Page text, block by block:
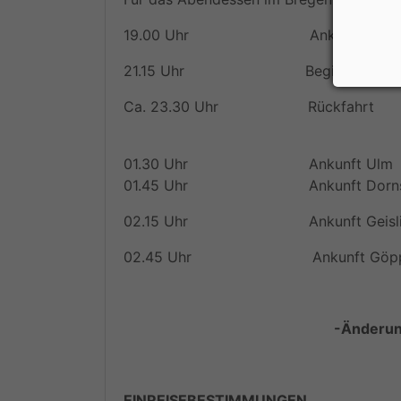
19.00 Uhr Ankunft, Parkplatz
21.15 Uhr Beginn (im August
Ca. 23.30 Uhr Rückfahrt
01.30 Uhr Ankunft Ulm
01.45 Uhr Ankunft
02.15 Uhr Ankunft
02.45 Uhr Ankunft
-